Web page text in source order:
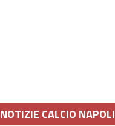
NOTIZIE CALCIO NAPOLI